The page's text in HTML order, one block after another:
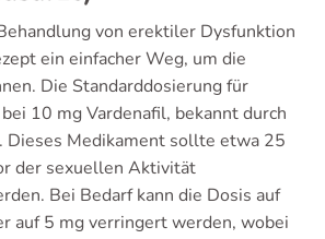
von erektiler Dysfunktion
ein einfacher Weg, um die
Die Standarddosierung für
10 mg Vardenafil, bekannt durch
Dieses Medikament sollte etwa 25
der sexuellen Aktivität
Bei Bedarf kann die Dosis auf
auf 5 mg verringert werden, wobei